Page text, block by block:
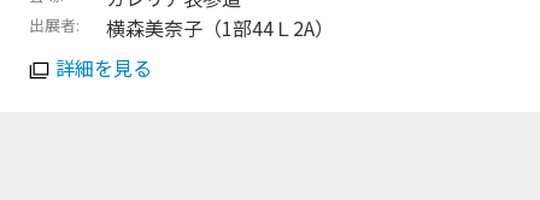
出展者
横森美奈子（1部44Ｌ2A）
詳細を見る